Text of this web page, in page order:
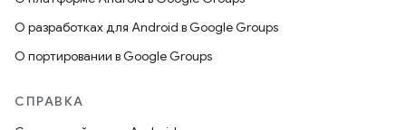
О разработках для Android в Google Groups
О портировании в Google Groups
СПРАВКА